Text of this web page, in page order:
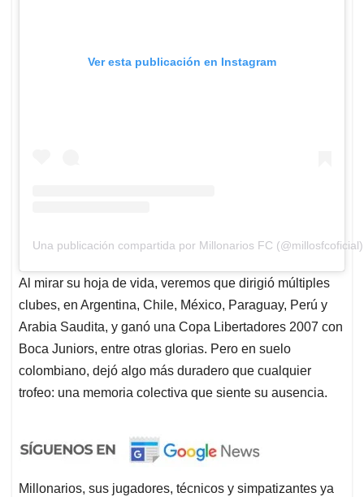
Ver esta publicación en Instagram
Una publicación compartida por Millonarios FC (@millosfcoficial)
Al mirar su hoja de vida, veremos que dirigió múltiples
clubes, en Argentina, Chile, México, Paraguay, Perú y
Arabia Saudita, y ganó una Copa Libertadores 2007 con
Boca Juniors, entre otras glorias. Pero en suelo
colombiano, dejó algo más duradero que cualquier
trofeo: una memoria colectiva que siente su ausencia.
Millonarios, sus jugadores, técnicos y simpatizantes ya